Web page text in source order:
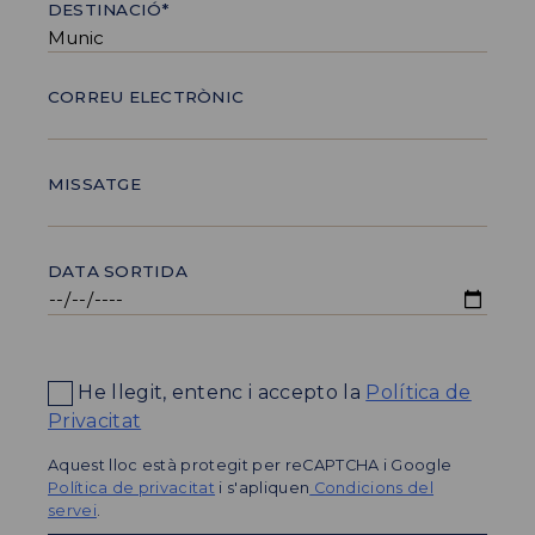
DESTINACIÓ*
CORREU ELECTRÒNIC
MISSATGE
DATA SORTIDA
He llegit, entenc i accepto la Política de
Privacitat
Aquest lloc està protegit per reCAPTCHA i Google
Política de privacitat i s'apliquen Condicions del
servei.